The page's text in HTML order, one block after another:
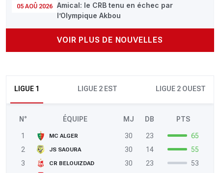
05 AOÛ 2026
Amical: le CRB tenu en échec par
l’Olympique Akbou
VOIR PLUS DE NOUVELLES
LIGUE 1 LIGUE 2 EST LIGUE 2 OUEST
N° ÉQUIPE MJ DB PTS
1 MC ALGER 30 23
65
2
JS SAOURA 30 14
55
3
CR BELOUIZDAD 30 23
53